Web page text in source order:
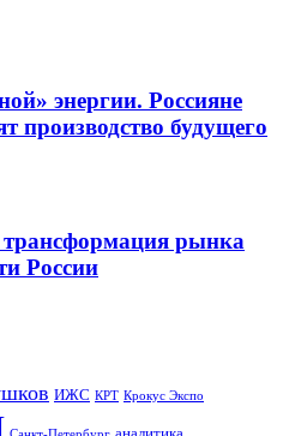
энергии. Россияне
производство будущего
трансформация рынка
России
ИЖС КРТ Крокус Экспо